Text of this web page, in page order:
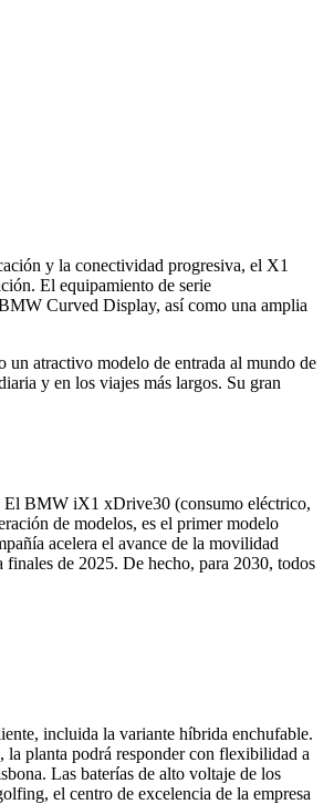
y la conectividad progresiva, el X1
El equipamiento de serie
Curved Display, así como una amplia
atractivo modelo de entrada al mundo de
y en los viajes más largos. Su gran
El BMW iX1 xDrive30 (consumo eléctrico,
de modelos, es el primer modelo
acelera el avance de la movilidad
de 2025. De hecho, para 2030, todos
incluida la variante híbrida enchufable.
la planta podrá responder con flexibilidad a
Las baterías de alto voltaje de los
el centro de excelencia de la empresa